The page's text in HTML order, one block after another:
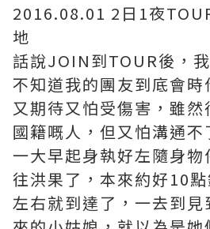
2016.08.01 2日1夜
地
話說JOIN到TOUR後，
不知道我的團友到底會
又期待又怕受傷害，雖
國籍嘅人，但又怕溝通不
一大早起身執好左隨身物
往洪果了，本來約好10
左右就到達了，一去到